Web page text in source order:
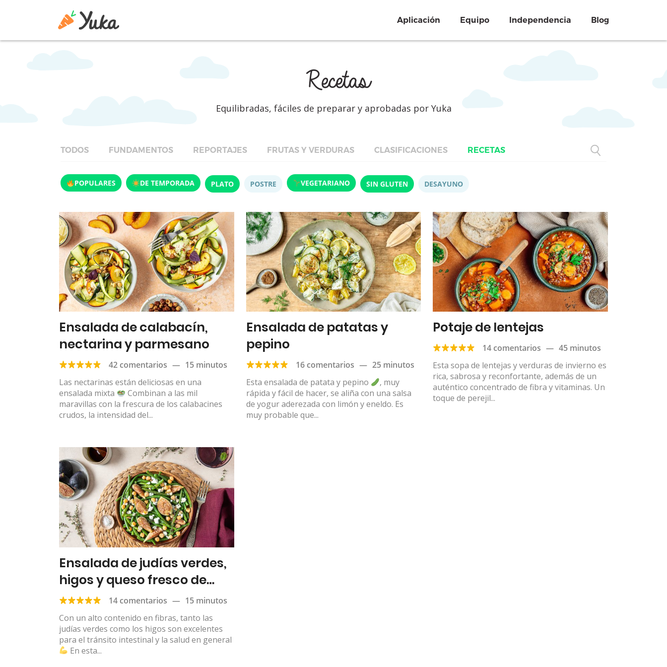
Aplicación Equipo Independencia Blog
Recetas
Equilibradas, fáciles de preparar y aprobadas por Yuka
TODOS FUNDAMENTOS REPORTAJES FRUTAS Y VERDURAS CLASIFICACIONES RECETAS
POPULARES DE TEMPORADA PLATO POSTRE VEGETARIANO SIN GLUTEN DESAYUNO
Ensalada de calabacín,
nectarina y parmesano
42 comentarios — 15 minutos
Las nectarinas están deliciosas en una
ensalada mixta
Combinan a las mil
maravillas con la frescura de los calabacines
crudos, la intensidad del...
Ensalada de patatas y
pepino
16 comentarios — 25 minutos
Esta ensalada de patata y pepino
, muy
rápida y fácil de hacer, se aliña con una salsa
de yogur aderezada con limón y eneldo. Es
muy probable que...
Potaje de lentejas
14 comentarios — 45 minutos
Esta sopa de lentejas y verduras de invierno es
rica, sabrosa y reconfortante, además de un
auténtico concentrado de fibra y vitaminas. Un
toque de perejil...
Ensalada de judías verdes,
higos y queso fresco de
cabra
14 comentarios — 15 minutos
Con un alto contenido en fibras, tanto las
judías verdes como los higos son excelentes
para el tránsito intestinal y la salud en general
En esta...